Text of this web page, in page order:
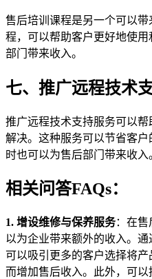
售后培训课程是另一个可以
程，可以帮助客户更好地使
部门带来收入。
七、推广远程技术
推广远程技术支持服务可以
解决。这种服务可以节省客
时也可以为售后部门带来收入
相关问答FAQs：
1. 增设维修与保养服务：在售
以为企业带来额外的收入。通
可以吸引更多的客户选择将
而增加售后收入。此外，可